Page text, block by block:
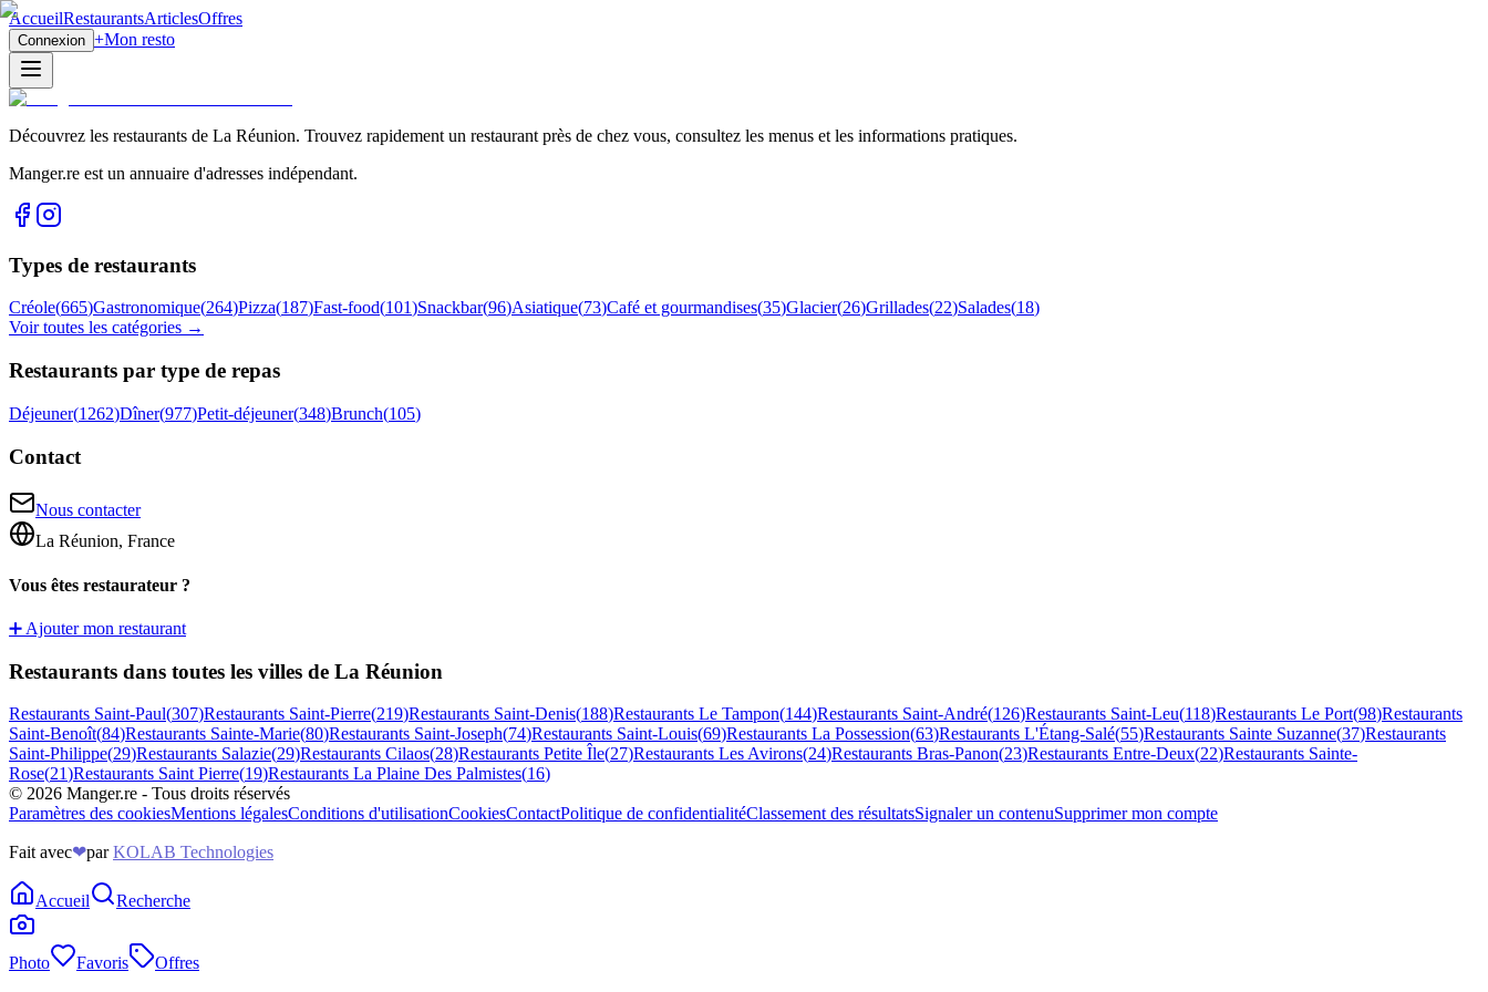
AccueilRestaurantsArticlesOffres
Connexion +Mon resto
Découvrez les restaurants de La Réunion. Trouvez rapidement un restaurant près de chez vous, consultez les menus et les informations pratiques.
Manger.re est un annuaire d'adresses indépendant.
Types de restaurants
Créole(665)Gastronomique(264)Pizza(187)Fast-food(101)Snackbar(96)Asiatique(73)Café et gourmandises(35)Glacier(26)Grillades(22)Salades(18)
Voir toutes les catégories →
Restaurants par type de repas
Déjeuner(1262)Dîner(977)Petit-déjeuner(348)Brunch(105)
Contact
Nous contacter
La Réunion, France
Vous êtes restaurateur ?
➕ Ajouter mon restaurant
Restaurants dans toutes les villes de La Réunion
Restaurants Saint-Paul(307)Restaurants Saint-Pierre(219)Restaurants Saint-Denis(188)Restaurants Le Tampon(144)Restaurants Saint-André(126)Restaurants Saint-Leu(118)Restaurants Le Port(98)Restaurants
Saint-Benoît(84)Restaurants Sainte-Marie(80)Restaurants Saint-Joseph(74)Restaurants Saint-Louis(69)Restaurants La Possession(63)Restaurants L'Étang-Salé(55)Restaurants Sainte Suzanne(37)Restaurants
Saint-Philippe(29)Restaurants Salazie(29)Restaurants Cilaos(28)Restaurants Petite Île(27)Restaurants Les Avirons(24)Restaurants Bras-Panon(23)Restaurants Entre-Deux(22)Restaurants Sainte-
Rose(21)Restaurants Saint Pierre(19)Restaurants La Plaine Des Palmistes(16)
© 2026 Manger.re - Tous droits réservés
Paramètres des cookiesMentions légalesConditions d'utilisationCookiesContactPolitique de confidentialitéClassement des résultatsSignaler un contenuSupprimer mon compte
Fait avec❤par KOLAB Technologies
Accueil Recherche
Photo Favoris Offres